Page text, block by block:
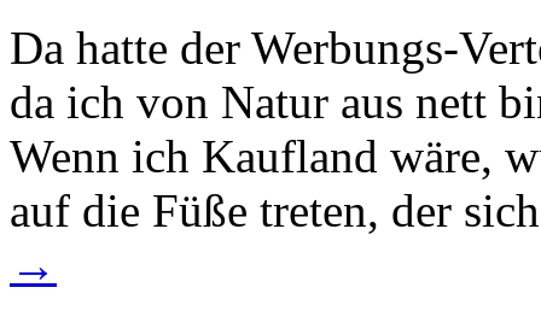
Da hatte der Werbungs-
da ich von Natur aus nett
Wenn ich Kaufland wäre,
auf die Füße treten, der
→